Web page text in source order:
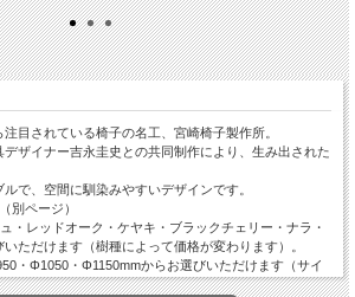
目されている椅子の名工、宮崎椅子製作所。
ザイナー吉永圭史との共同制作により、生み出された
で、空間に馴染みやすいデザインです。
別ページ）
・レッドオーク・ケヤキ・ブラックチェリー・ナラ・
ただけます（樹種によって価格が変わります）。
・Φ1050・Φ1150mmからお選びいただけます（サイ
す）。